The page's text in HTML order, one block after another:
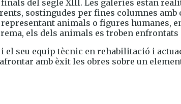
del segle XIII. Les galeries estan
sostingudes per fines columnes
animals o figures humanes,
els dels animals es troben enfrontats
i el seu equip tècnic en rehabilitació i
amb èxit les obres sobre un